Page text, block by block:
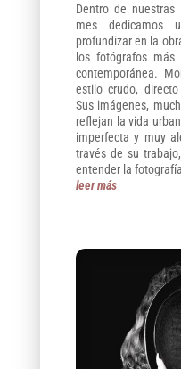
Dentro de nuestras
mes dedicamos
profundizar en la
los fotógrafos
contemporánea.
estilo crudo,
Sus imágenes,
reflejan la vida
imperfecta y muy
través de su
entender la
leer más